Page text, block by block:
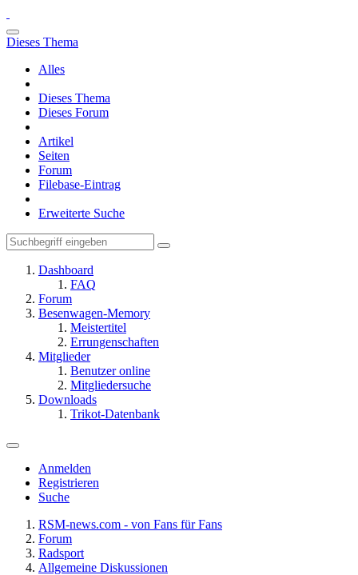
Dieses Thema
Alles
Dieses Thema
Dieses Forum
Artikel
Seiten
Forum
Filebase-Eintrag
Erweiterte Suche
Dashboard
FAQ
Forum
Besenwagen-Memory
Meistertitel
Errungenschaften
Mitglieder
Benutzer online
Mitgliedersuche
Downloads
Trikot-Datenbank
Anmelden
Registrieren
Suche
RSM-news.com - von Fans für Fans
Forum
Radsport
Allgemeine Diskussionen